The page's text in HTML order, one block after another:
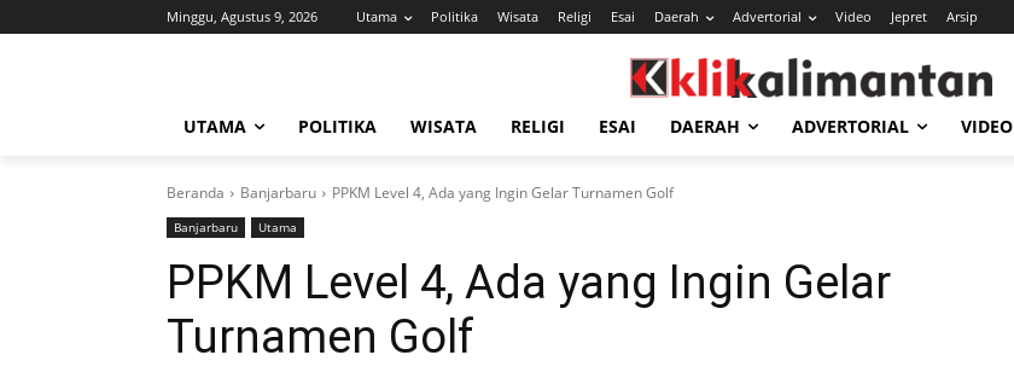
Minggu, Agustus 9, 2026 Utama Politika Wisata Religi Esai Daerah Advertorial Video Jepret Arsip
UTAMA POLITIKA WISATA RELIGI ESAI DAERAH ADVERTORIAL VIDEO
Beranda Banjarbaru PPKM Level 4, Ada yang Ingin Gelar Turnamen Golf
Banjarbaru Utama
PPKM Level 4, Ada yang Ingin Gelar
Turnamen Golf